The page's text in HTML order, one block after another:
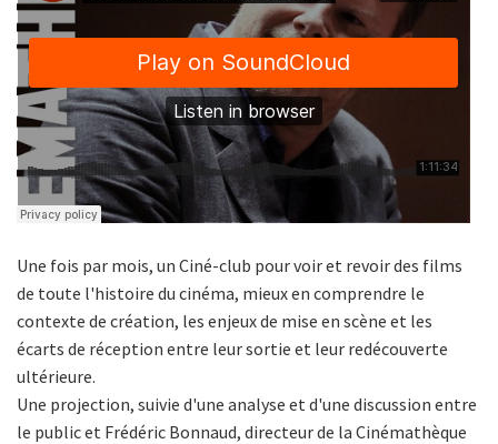
Une fois par mois, un Ciné-club pour voir et revoir des films
de toute l'histoire du cinéma, mieux en comprendre le
contexte de création, les enjeux de mise en scène et les
écarts de réception entre leur sortie et leur redécouverte
ultérieure.
Une projection, suivie d'une analyse et d'une discussion entre
le public et Frédéric Bonnaud, directeur de la Cinémathèque